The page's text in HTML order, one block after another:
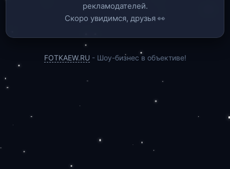
рекламодателей.
Скоро увидимся, друзья 👀
FOTKAEW.RU - Шоу-бизнес в объективе!